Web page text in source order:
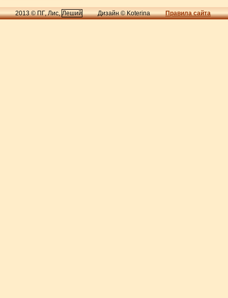
2013 © ПГ, Лис,Леший Дизайн © Koterina Правила сайта